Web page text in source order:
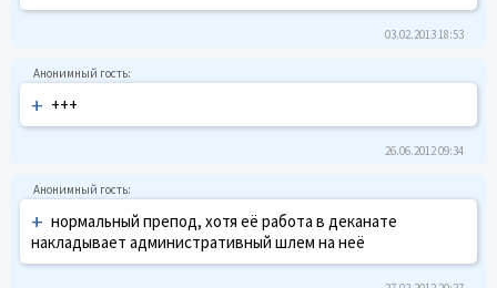
03.02.2013 18:53
+ +++
26.06.2012 09:34
+ нормальный препод, хотя её работа в деканате
накладывает административный шлем на неё